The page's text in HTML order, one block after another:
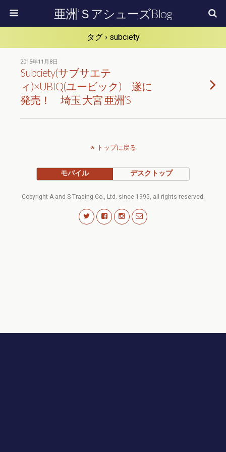
亜洲’ＳアシューズBlog
タグ › subciety
2015年11月8日
Subciety(サブサエテ
ィ)×UBIQ(ユービック) 遂に
発売！ 埼玉 大宮 亜洲’S
トップに戻る
モバイル デスクトップ
Copyright A and S Trading Co., Ltd. since 1995, all rights reserved.